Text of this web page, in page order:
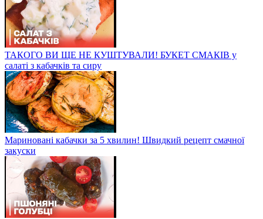
ТАКОГО ВИ ЩЕ НЕ КУШТУВАЛИ! БУКЕТ СМАКІВ у
салаті з кабачків та сиру
Мариновані кабачки за 5 хвилин! Швидкий рецепт смачної
закуски